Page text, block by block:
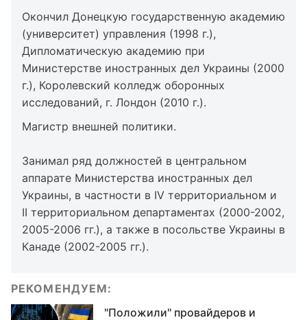
Окончил Донецкую государственную академию
(университет) управления (1998 г.),
Дипломатическую академию при
Министерстве иностранных дел Украины (2000
г.), Королевский колледж оборонных
исследований, г. Лондон (2010 г.).
Магистр внешней политики.
Занимал ряд должностей в центральном
аппарате Министерства иностранных дел
Украины, в частности в IV территориальном и
II территориальном департаментах (2000-2002,
2005-2006 гг.), а также в посольстве Украины в
Канаде (2002-2005 гг.).
РЕКОМЕНДУЕМ:
"Положили" провайдеров и